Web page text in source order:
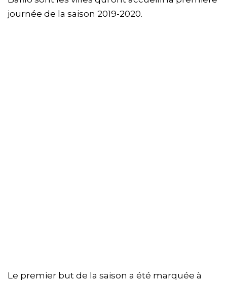
journée de la saison 2019-2020.
Le premier but de la saison a été marquée à